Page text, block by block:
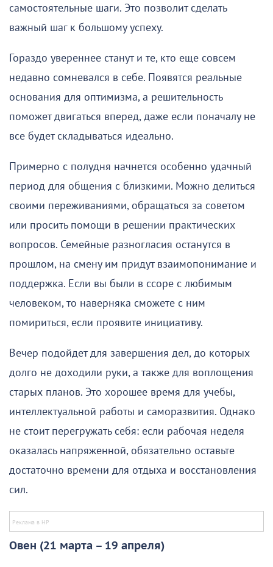
самостоятельные шаги. Это позволит сделать
важный шаг к большому успеху.
Гораздо увереннее станут и те, кто еще совсем
недавно сомневался в себе. Появятся реальные
основания для оптимизма, а решительность
поможет двигаться вперед, даже если поначалу не
все будет складываться идеально.
Примерно с полудня начнется особенно удачный
период для общения с близкими. Можно делиться
своими переживаниями, обращаться за советом
или просить помощи в решении практических
вопросов. Семейные разногласия останутся в
прошлом, на смену им придут взаимопонимание и
поддержка. Если вы были в ссоре с любимым
человеком, то наверняка сможете с ним
помириться, если проявите инициативу.
Вечер подойдет для завершения дел, до которых
долго не доходили руки, а также для воплощения
старых планов. Это хорошее время для учебы,
интеллектуальной работы и саморазвития. Однако
не стоит перегружать себя: если рабочая неделя
оказалась напряженной, обязательно оставьте
достаточно времени для отдыха и восстановления
сил.
Овен (21 марта – 19 апреля)